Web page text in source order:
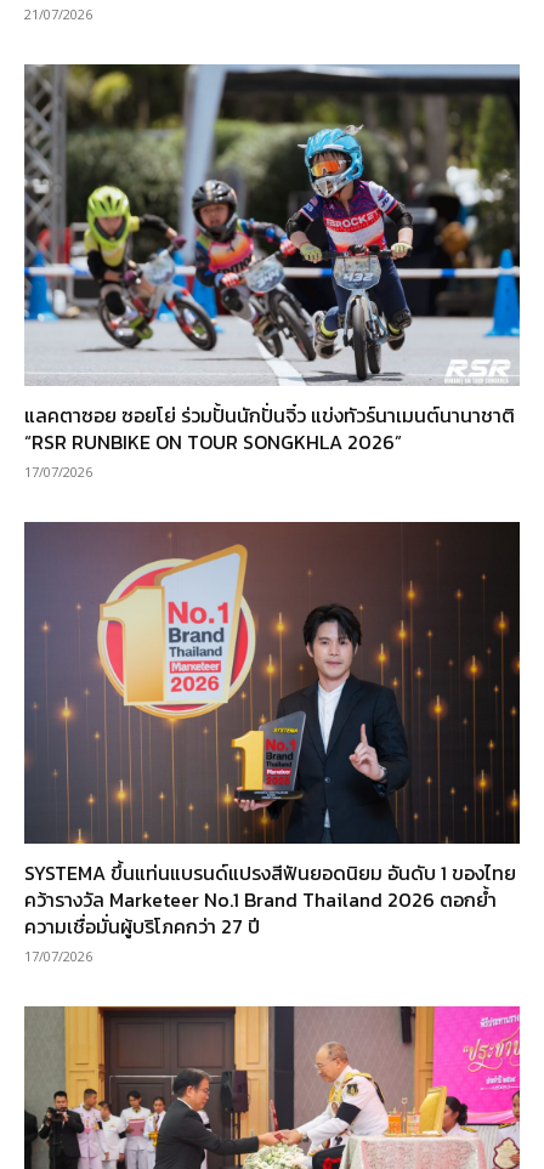
21/07/2026
แลคตาซอย ซอยโย่ ร่วมปั้นนักปั่นจิ๋ว แข่งทัวร์นาเมนต์นานาชาติ
“RSR RUNBIKE ON TOUR SONGKHLA 2026”
17/07/2026
SYSTEMA ขึ้นแท่นแบรนด์แปรงสีฟันยอดนิยม อันดับ 1 ของไทย
คว้ารางวัล Marketeer No.1 Brand Thailand 2026 ตอกย้ำ
ความเชื่อมั่นผู้บริโภคกว่า 27 ปี
17/07/2026